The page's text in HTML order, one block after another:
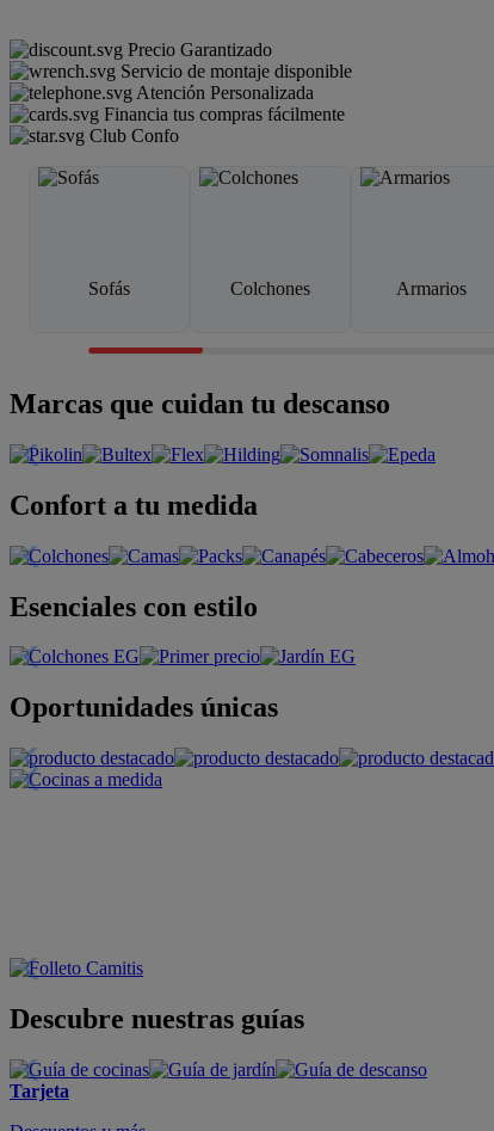
Precio Garantizado
Servicio de montaje disponible
Atención Personalizada
Financia tus compras fácilmente
Club Confo
Sofás Colchones Armarios
Marcas que cuidan tu descanso
Confort a tu medida
Esenciales con estilo
Oportunidades únicas
Descubre nuestras guías
Tarjeta